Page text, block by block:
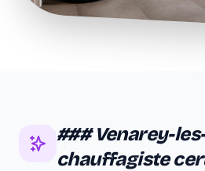
### Venarey-
chauffagiste